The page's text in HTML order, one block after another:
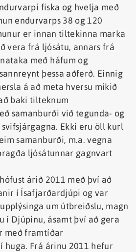
fiska og hvelja með
endurvarps 38 og 120
er innan tiltekinna marka
vera frá ljósátu, annars frá
með háfum og
þessa aðferð. Einnig
á að meta hversu mikið
baki tilteknum
samanburði við tegunda- og
Ekki eru öll kurl
samanburði, m.a. vegna
ljósátunnar gagnvart
árið 2011 með því að
í Ísafjarðardjúpi og var
um útbreiðslu, magn
í Djúpinu, ásamt því að gera
framtíðar
huga. Frá árinu 2011 hefur